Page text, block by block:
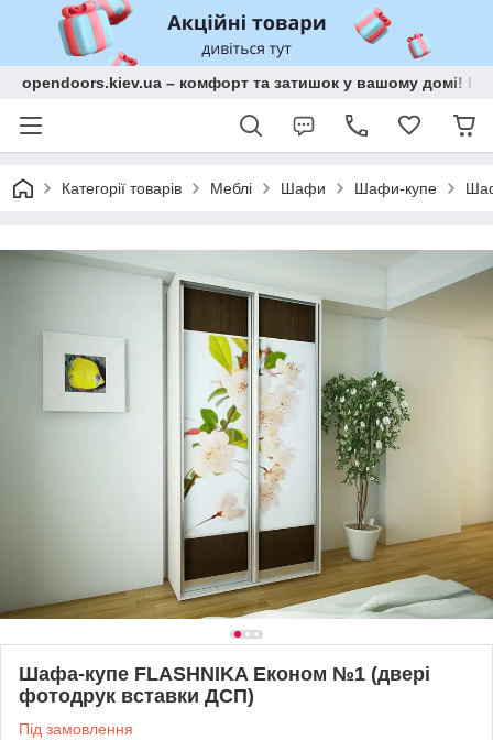
opendoors.kiev.ua – комфорт та затишок у вашому домі!
Категорії товарів Меблі Шафи Шафи-купе
Шафа-купе FLASHNIKA Економ №1 (двері
фотодрук вставки ДСП)
Під замовлення